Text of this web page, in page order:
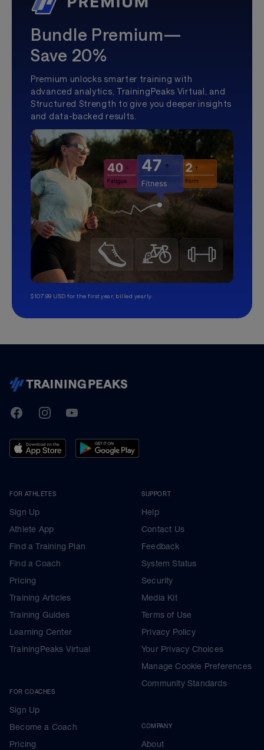
Bundle Premium—
Save 20%
Premium unlocks smarter training with
advanced analytics, TrainingPeaks Virtual, and
Structured Strength to give you deeper insights
and data-backed results.
$107.99 USD for the first year, billed yearly.
TrainingPeaks
FacebookInstagramYoutube
FOR ATHLETES
Sign Up
Athlete App
Find a Training Plan
Find a Coach
Pricing
Training Articles
Training Guides
Learning Center
TrainingPeaks Virtual
FOR COACHES
Sign Up
Become a Coach
Pricing
SUPPORT
Help
Contact Us
Feedback
System Status
Security
Media Kit
Terms of Use
Privacy Policy
Your Privacy Choices
Manage Cookie Preferences
Community Standards
COMPANY
About